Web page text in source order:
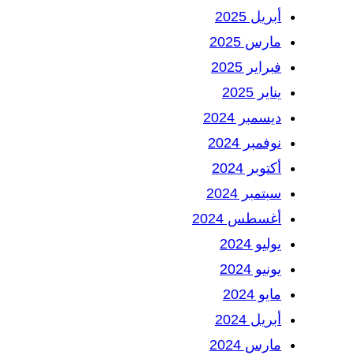
أبريل 2025
مارس 2025
فبراير 2025
يناير 2025
ديسمبر 2024
نوفمبر 2024
أكتوبر 2024
سبتمبر 2024
أغسطس 2024
يوليو 2024
يونيو 2024
مايو 2024
أبريل 2024
مارس 2024